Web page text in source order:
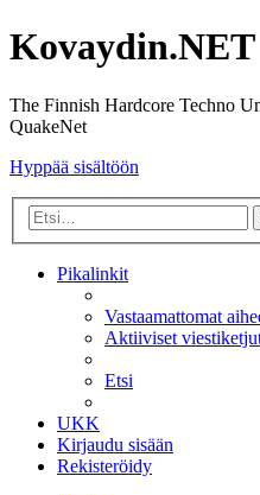
Kovaydin.NET
The Finnish Hardcore Techno
QuakeNet
Hyppää sisältöön
Pikalinkit
Vastaamattomat
Aktiiviset
Etsi
UKK
Kirjaudu sisään
Rekisteröidy